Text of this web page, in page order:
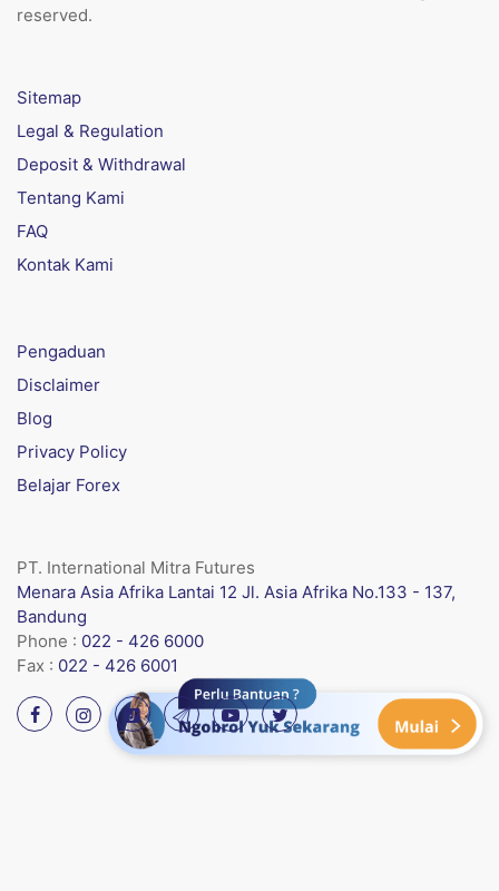
reserved.
Sitemap
Legal & Regulation
Deposit & Withdrawal
Tentang Kami
FAQ
Kontak Kami
Pengaduan
Disclaimer
Blog
Privacy Policy
Belajar Forex
PT. International Mitra Futures
Menara Asia Afrika Lantai 12 Jl. Asia Afrika No.133 - 137,
Bandung
Phone : 022 - 426 6000
Fax : 022 - 426 6001